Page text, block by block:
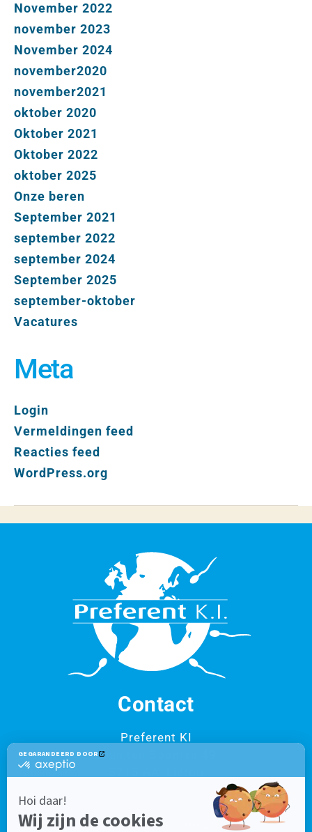
November 2022
november 2023
November 2024
november2020
november2021
oktober 2020
Oktober 2021
Oktober 2022
oktober 2025
Onze beren
September 2021
september 2022
september 2024
September 2025
september-oktober
Vacatures
Meta
Login
Vermeldingen feed
Reacties feed
WordPress.org
Contact
Preferent KI
Laan ten Boomen 49
0492 – 43 06 20
Fax: 0492 – 43 06 29